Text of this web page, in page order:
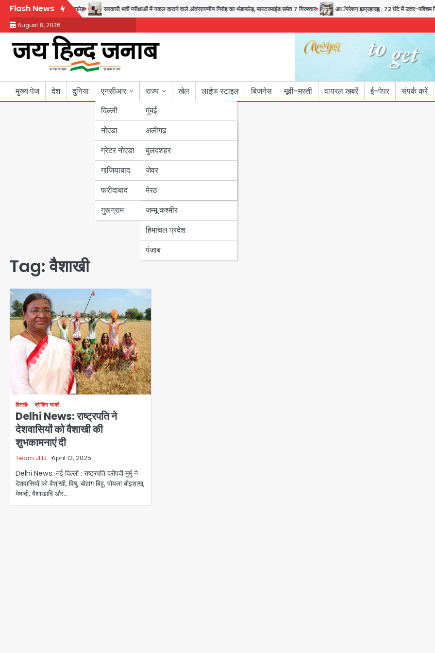
Skip
content
Flash News
करने वाले गिरोह का भंडाफोड़ सरकारी भर्ती परीक्षाओं में नकल कराने वाले अंतरराज्यीय गिरोह का भंडाफोड़, मास्टरमाइंड समेत 7 गिरफ्तार आॅपरेशन ह्यप्रहारह्ण : 72 घंटे में उत्तर-पश्चिम जिला
August 8, 2026
मुख्य पेज देश दुनिया
एनसीआर
दिल्ली
नोएडा
ग्रेटर नोएडा
गाजियाबाद
फरीदाबाद
गुरूग्राम
राज्य
मुंबई
उत्तर प्रदेश
अलीगढ़
बुलंदशहर
जेवर
मेरठ
बिहार
पंजाब
हरियाणा
जम्मू कश्मीर
हिमाचल प्रदेश
पंजाब
खेल लाईफ स्टाइल बिजनेस मूवी-मस्ती वायरल खबरें ई-पेपर संपर्क करें
Tag:वैशाखी
दिल्ली ब्रेकिंग खबरें
Delhi News: राष्ट्रपति ने
देशवासियों को वैशाखी की
शुभकामनाएं दी
Team JHJ April 12, 2025
Delhi News: नई दिल्ली : राष्ट्रपति द्रौपदी मुर्मु ने
देशवासियों को वैशाखी, विषु, बोहाग बिहू, पोयला बोइशाख,
मेषादी, वैशाखादि और…